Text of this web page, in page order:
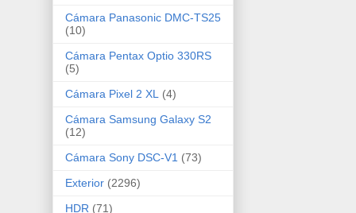
Cámara Panasonic DMC-TS25
(10)
Cámara Pentax Optio 330RS
(5)
Cámara Pixel 2 XL
(4)
Cámara Samsung Galaxy S2
(12)
Cámara Sony DSC-V1 (73)
Exterior (2296)
HDR (71)